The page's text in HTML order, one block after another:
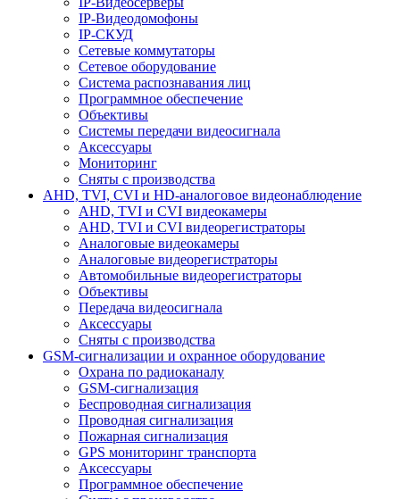
IP-Видеодомофоны
IP-СКУД
Сетевые коммутаторы
Сетевое оборудование
Система распознавания лиц
Программное обеспечение
Объективы
Системы передачи видеосигнала
Аксессуары
Мониторинг
Сняты с производства
AHD, TVI, CVI и HD-аналоговое видеонаблюдение
AHD, TVI и CVI видеокамеры
AHD, TVI и CVI видеорегистраторы
Аналоговые видеокамеры
Аналоговые видеорегистраторы
Автомобильные видеорегистраторы
Объективы
Передача видеосигнала
Аксессуары
Сняты с производства
GSM-сигнализации и охранное оборудование
Охрана по радиоканалу
GSM-сигнализация
Беспроводная сигнализация
Проводная сигнализация
Пожарная сигнализация
GPS мониторинг транспорта
Аксессуары
Программное обеспечение